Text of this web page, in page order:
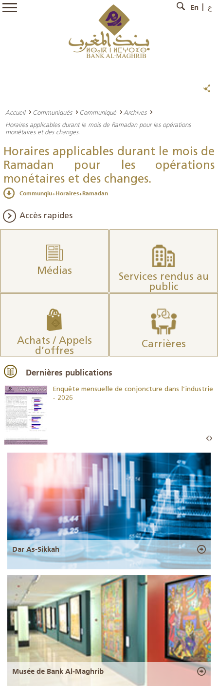
En ع
Accueil Communiqués Communiqué
Archives
Horaires applicables durant le mois de Ramadan pour les opérations
monétaires et des changes.
Horaires applicables durant le mois de
Ramadan pour les opérations
monétaires et des changes.
Communqiu+Horaires+Ramadan
Accès rapides
Médias
Services rendus au
public
Achats / Appels
d’offres
Carrières
Dernières publications
Enquête mensuelle de conjoncture dans l’industrie
- 2026
Dar As-Sikkah
Musée de Bank Al-Maghrib